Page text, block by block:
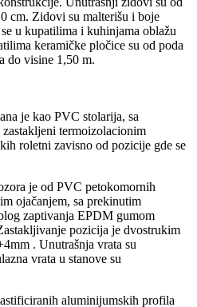
cm. Zidovi su malterišu i boje
u kupatilima i kuhinjama oblažu
keramičke pločice su od poda
do visine 1,50 m.
je kao PVC stolarija, sa
termoizolacionim
roletni zavisno od pozicije gde se
je od PVC petokomornih
ojačanjem, sa prekinutim
zaptivanja EPDM gumom
pozicija je dvostrukim
. Unutrašnja vrata su
vrata u stanove su
aluminijumskih profila